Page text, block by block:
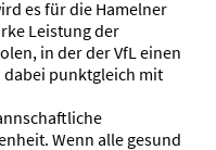
es für die Hamelner
Leistung der
in der der VfL einen
dabei punktgleich mit
Wenn alle gesund